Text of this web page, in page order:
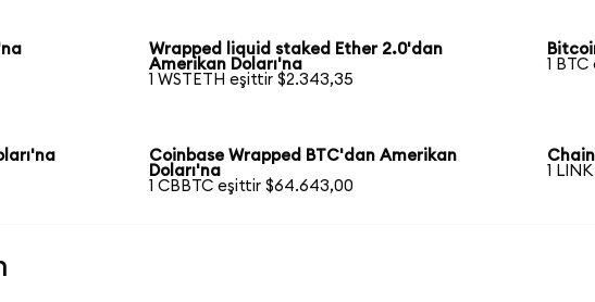
Wrapped liquid staked Ether 2.0'dan
Amerikan Doları'na
1 WSTETH eşittir $2.343,35
1
Coinbase Wrapped BTC'dan Amerikan
Doları'na
1 CBBTC eşittir $64.643,00
1